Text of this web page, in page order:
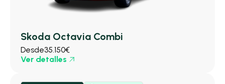
Skoda Octavia Combi
Desde35.150€
Ver detalles